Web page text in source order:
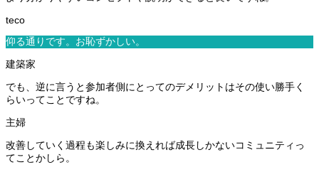
仰る通りです。お恥ずかしい。
でも、逆に言うと参加者側にとってのデメリットはその使い勝手く
らいってことですね。
改善していく過程も楽しみに換えれば成長しかないコミュニティっ
てことかしら。